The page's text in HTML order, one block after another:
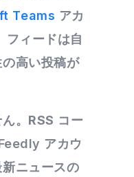
Teams アカ
フィードは自
高い投稿が
。 RSS コー
アカウ
ニュースの